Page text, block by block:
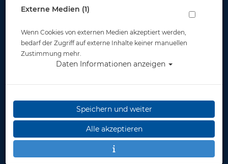
GSM G.divers - Gelb
GSM GPower #
Externe Medien (1)
Wenn Cookies von externen Medien akzeptiert werden,
bedarf der Zugriff auf externe Inhalte keiner manuellen
Zustimmung mehr.
Daten Informationen anzeigen
Speichern und weiter
Alle akzeptieren